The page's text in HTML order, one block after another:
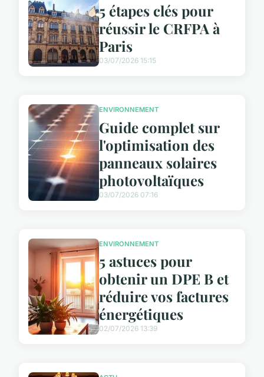
5 étapes clés pour
réussir le CRFPA à
Paris
03/07/2026 15:15
ENVIRONNEMENT
Guide complet sur
l'optimisation des
panneaux solaires
photovoltaïques
03/07/2026 07:16
ENVIRONNEMENT
5 astuces pour
obtenir un DPE B et
réduire vos factures
énergétiques
02/07/2026 13:39